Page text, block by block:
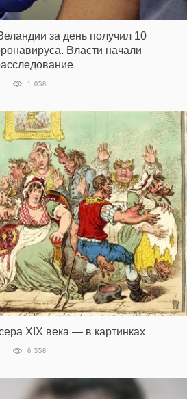
за день получил 10
Власти начали
1 058
XIX века — в картинках
6 558